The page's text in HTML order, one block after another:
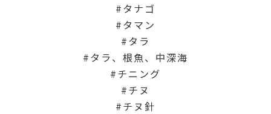
タナゴ
タマン
タラ
タラ、根魚、中深海
チニング
チヌ
チヌ針